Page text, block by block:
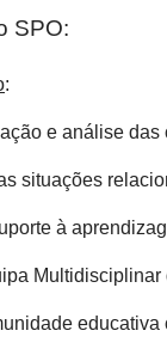
SPO:
:
e análise
situações
à